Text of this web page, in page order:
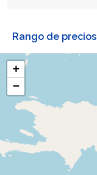
Rango de precios
+
−